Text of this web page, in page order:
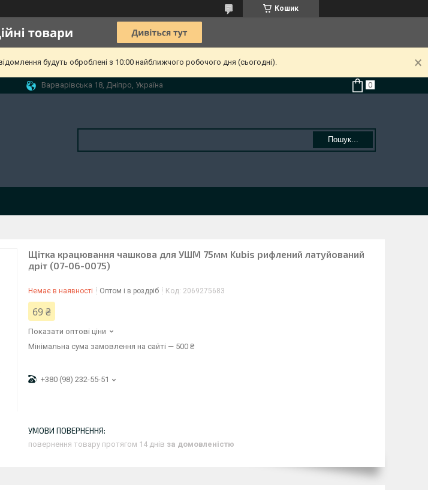
Кошик
будуть оброблені з 10:00 найближчого робочого дня (сьогодні).
Варварівська 18, Дніпро, Україна
Пошук...
Щітка крацювання чашкова для УШМ 75мм Kubis рифлений латуйований
дріт (07-06-0075)
Немає в наявності Оптом і в роздріб Код: 2069275683
69 ₴
Показати оптові ціни
Мінімальна сума замовлення на сайті — 500 ₴
+380 (98) 232-55-51
повернення товару протягом 14 днів за домовленістю